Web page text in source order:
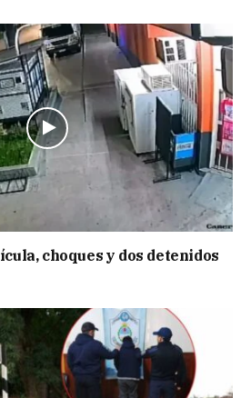
choques y dos detenidos